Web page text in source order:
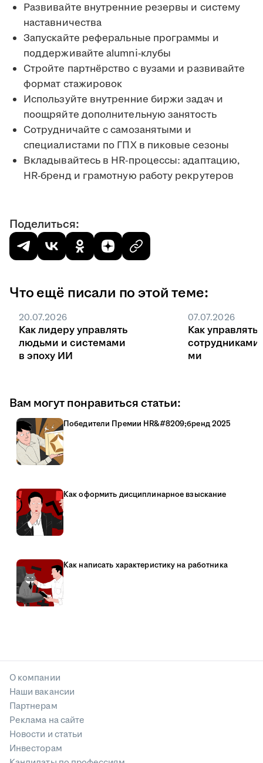
Развивайте внутренние резервы и систему
наставничества
Запускайте реферальные программы и
поддерживайте alumni-клубы
Стройте партнёрство с вузами и развивайте
формат стажировок
Используйте внутренние биржи задач и
поощряйте дополнительную занятость
Сотрудничайте с самозанятыми и
специалистами по ГПХ в пиковые сезоны
Вкладывайтесь в HR-процессы: адаптацию,
HR-бренд и грамотную работу рекрутеров
Поделиться:
Что ещё писали по этой теме:
20.07.2026
Как лидеру управлять
людьми и системами
в эпоху ИИ
07.07.2026
Как управлять
ми
Вам могут понравиться статьи:
Победители Премии HR&#8209;бренд 2025
Как оформить дисциплинарное взыскание
Как написать характеристику на работника
О компании
Наши вакансии
Партнерам
Реклама на сайте
Новости и статьи
Инвесторам